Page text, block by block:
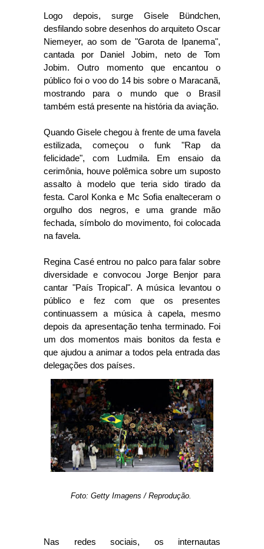
Logo depois, surge Gisele Bündchen,
desfilando sobre desenhos do arquiteto Oscar
Niemeyer, ao som de "Garota de Ipanema",
cantada por Daniel Jobim, neto de Tom
Jobim. Outro momento que encantou o
público foi o voo do 14 bis sobre o Maracanã,
mostrando para o mundo que o Brasil
também está presente na história da aviação.
Quando Gisele chegou à frente de uma favela
estilizada, começou o funk "Rap da
felicidade", com Ludmila. Em ensaio da
cerimônia, houve polêmica sobre um suposto
assalto à modelo que teria sido tirado da
festa. Carol Konka e Mc Sofia enalteceram o
orgulho dos negros, e uma grande mão
fechada, símbolo do movimento, foi colocada
na favela.
Regina Casé entrou no palco para falar sobre
diversidade e convocou Jorge Benjor para
cantar "País Tropical". A música levantou o
público e fez com que os presentes
continuassem a música à capela, mesmo
depois da apresentação tenha terminado. Foi
um dos momentos mais bonitos da festa e
que ajudou a animar a todos pela entrada das
delegações dos países.
Foto: Getty Imagens / Reprodução.
Nas redes sociais, os internautas